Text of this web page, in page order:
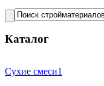
Каталог
Сухие смеси1